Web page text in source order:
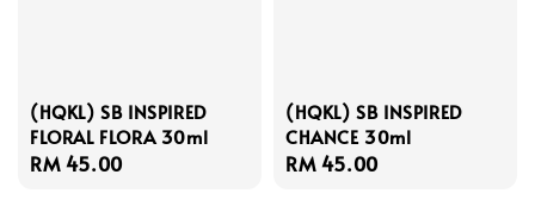
(HQKL) SB INSPIRED
FLORAL FLORA 30ml
Regular
RM 45.00
(HQKL) SB INSPIRED
CHANCE 30ml
Regular
RM 45.00